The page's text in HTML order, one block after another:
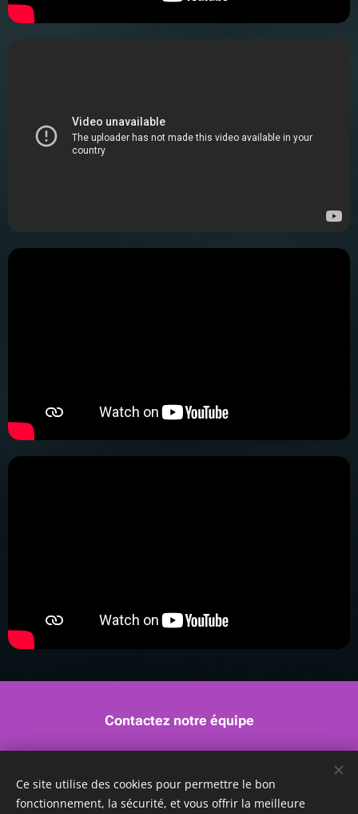
Contactez notre équipe
Ce site utilise des cookies pour permettre le bon
fonctionnement, la sécurité, et vous offrir la meilleure